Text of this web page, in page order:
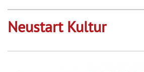
Neustart Kultur